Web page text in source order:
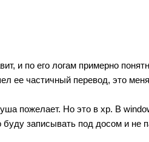
и по его логам примерно
ее частичный перевод, это меня
пожелает. Но это в xp. В
записывать под досом и не